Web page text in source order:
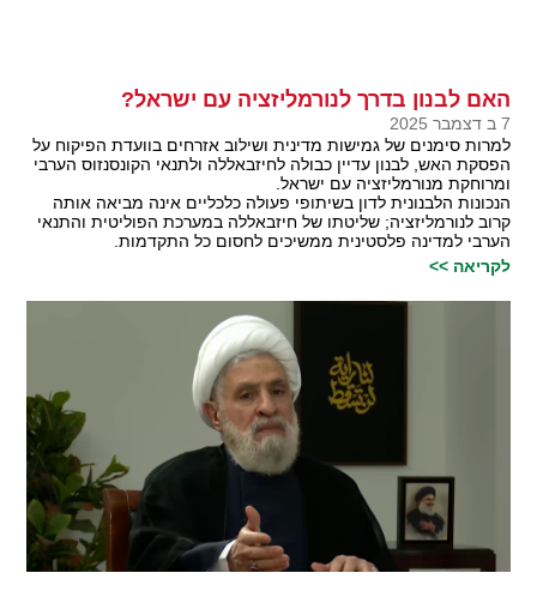
האם לבנון בדרך לנורמליזציה עם ישראל?
7 ב דצמבר 2025
למרות סימנים של גמישות מדינית ושילוב אזרחים בוועדת הפיקוח על
הפסקת האש, לבנון עדיין כבולה לחיזבאללה ולתנאי הקונסנזוס הערבי
ומרוחקת מנורמליזציה עם ישראל.
הנכונות הלבנונית לדון בשיתופי פעולה כלכליים אינה מביאה אותה
קרוב לנורמליזציה; שליטתו של חיזבאללה במערכת הפוליטית והתנאי
הערבי למדינה פלסטינית ממשיכים לחסום כל התקדמות.
לקריאה >>